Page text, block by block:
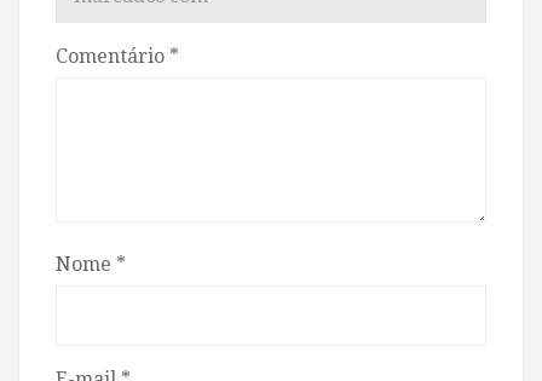
Comentário *
Nome *